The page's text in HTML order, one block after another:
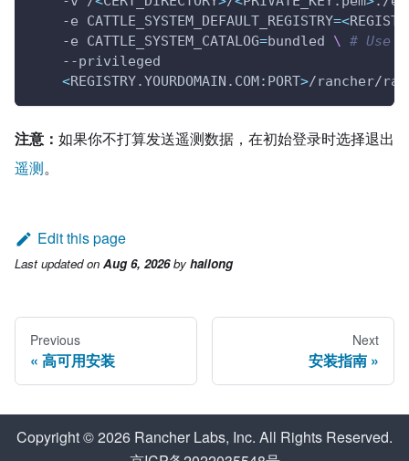
    -e
CATTLE_SYSTEM_DEFAULT_REGISTRY=<
    -e
CATTLE_SYSTEM_CATALOG=bundled \ # Use
    --privileged
<REGISTRY.YOURDOMAIN.COM:PORT>/rancher/
注意： 如果你不打算发送遥测数据，在初始登录时选择退出
遥测。
Edit this page
Last updatedon Aug 6, 2026by hailong
Previous
高可用安装
Next
安装指南
Copyright © 2026 Rancher Labs, Inc. All Rights Reserved.